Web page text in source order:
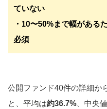
ていない
・10〜50%まで幅がある
必須
公開ファンド40件の詳細か
と、平均は約36.7% 、中央